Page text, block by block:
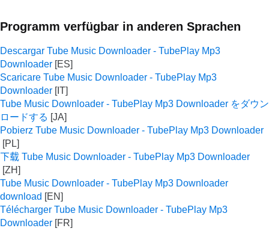
Programm verfügbar in anderen Sprachen
Descargar Tube Music Downloader - TubePlay Mp3
Downloader
Scaricare Tube Music Downloader - TubePlay Mp3
Downloader
Tube Music Downloader - TubePlay Mp3 Downloader をダウン
ロードする
Pobierz Tube Music Downloader - TubePlay Mp3 Downloader
下载 Tube Music Downloader - TubePlay Mp3 Downloader
Tube Music Downloader - TubePlay Mp3 Downloader
download
Télécharger Tube Music Downloader - TubePlay Mp3
Downloader